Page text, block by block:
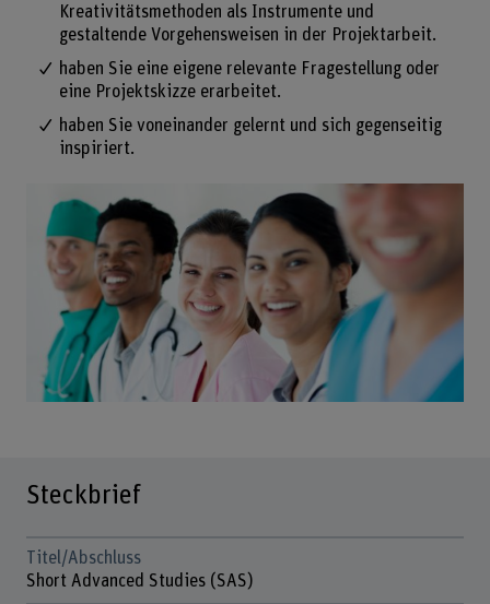
Kreativitätsmethoden als Instrumente und
gestaltende Vorgehensweisen in der Projektarbeit.
haben Sie eine eigene relevante Fragestellung oder
eine Projektskizze erarbeitet.
haben Sie voneinander gelernt und sich gegenseitig
inspiriert.
Steckbrief
Titel/Abschluss
Short Advanced Studies (SAS)